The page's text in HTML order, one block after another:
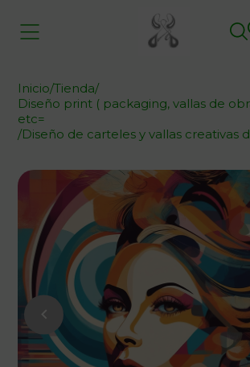
Inicio/Tienda/
Diseño print ( packaging, vallas de
etc=
/Diseño de carteles y vallas creativas